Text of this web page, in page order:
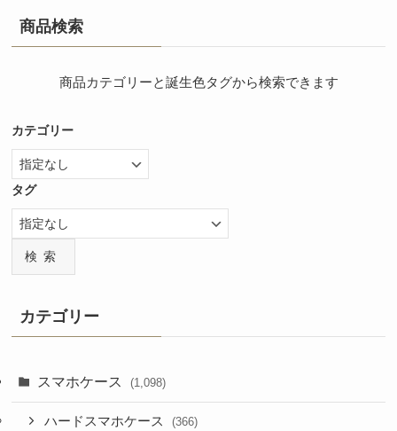
商品検索
商品カテゴリーと誕生色タグから検索できます
カテゴリー
タグ
検索
カテゴリー
スマホケース (1,098)
ハードスマホケース (366)